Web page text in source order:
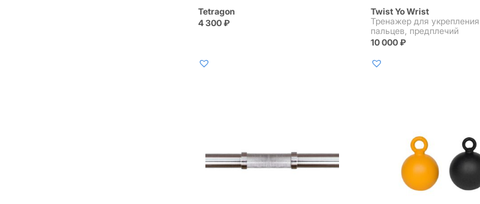
Tetragon
4 300₽
Twist Yo Wrist
Тренажер для укрепления
пальцев, предплечий
10 000₽